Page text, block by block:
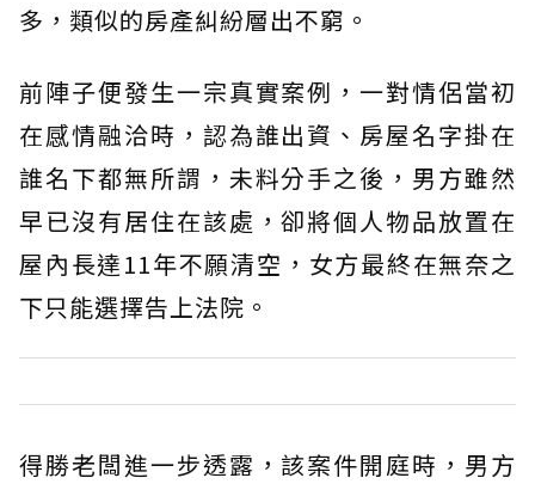
多，類似的房產糾紛層出不窮。
前陣子便發生一宗真實案例，一對情侶當初
在感情融洽時，認為誰出資、房屋名字掛在
誰名下都無所謂，未料分手之後，男方雖然
早已沒有居住在該處，卻將個人物品放置在
屋內長達11年不願清空，女方最終在無奈之
下只能選擇告上法院。
得勝老闆進一步透露，該案件開庭時，男方